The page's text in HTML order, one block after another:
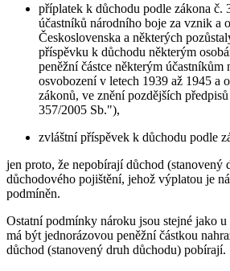
příplatek k důchodu podle zákona č.
účastníků národního boje za vznik a
Československa a některých
příspěvku k důchodu některým
peněžní částce některým účastníkům
osvobození v letech 1939 až 1945 a
zákonů, ve znění pozdějších
357/2005 Sb."),
zvláštní příspěvek k důchodu podle
jen proto, že nepobírají důchod (stanovený
důchodového pojištění, jehož výplatou je
podmíněn.
Ostatní podmínky nároku jsou stejné jako
má být jednorázovou peněžní částkou
důchod (stanovený druh důchodu) pobírají.